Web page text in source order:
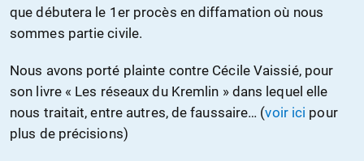
CONTACTER
FAIRE UN
que débutera le 1er procès en diffamation où nous
sommes partie civile.
Nous avons porté plainte contre Cécile Vaissié, pour
son livre « Les réseaux du Kremlin » dans lequel elle
nous traitait, entre autres, de faussaire… (voir ici pour
plus de précisions)